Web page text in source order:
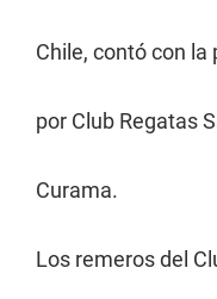
Chile, contó con
por Club Regatas
Curama.
Los remeros del